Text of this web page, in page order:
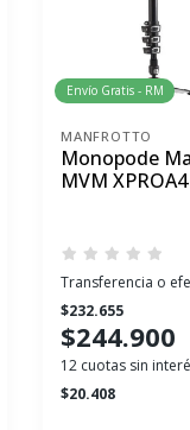
Envío Gratis - RM
MANFROTTO
Monopode
MVM XPROA4
Transferencia o
$232.655
$244.900
12 cuotas sin
$20.408